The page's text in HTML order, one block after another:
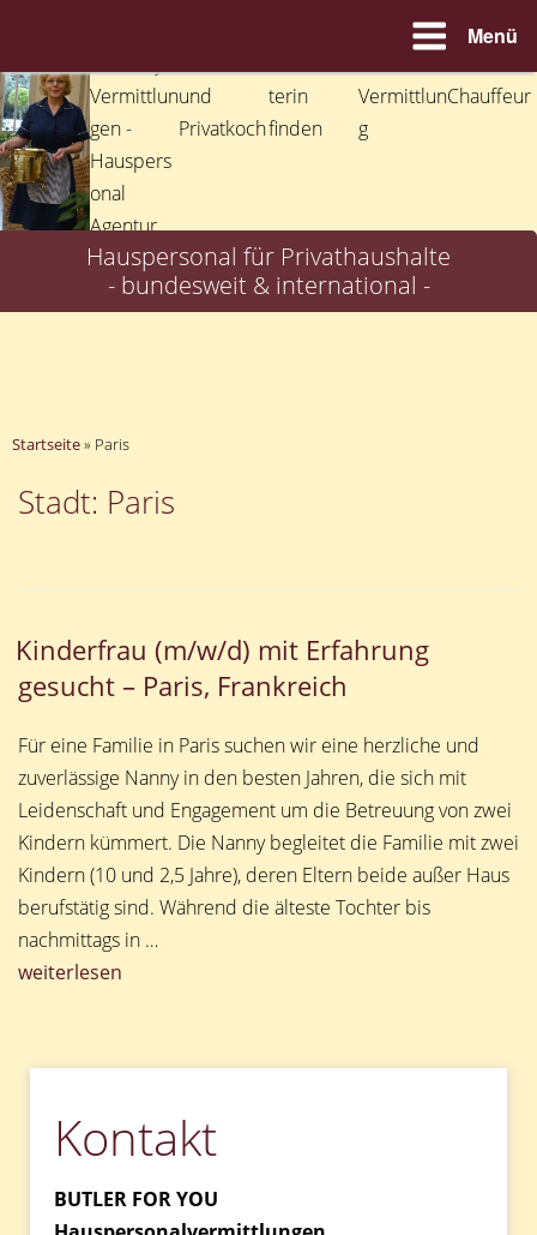
Inhalt
springen
Menü
Hauspersonal für Privathaushalte
- bundesweit & international -
Startseite» Paris
Stadt: Paris
Kinderfrau (m/w/d) mit Erfahrung
gesucht – Paris, Frankreich
Für eine Familie in Paris suchen wir eine herzliche und
zuverlässige Nanny in den besten Jahren, die sich mit
Leidenschaft und Engagement um die Betreuung von zwei
Kindern kümmert. Die Nanny begleitet die Familie mit zwei
Kindern (10 und 2,5 Jahre), deren Eltern beide außer Haus
berufstätig sind. Während die älteste Tochter bis
nachmittags in …
„Kinderfrau
Erfahrung
Paris,
Frankreich“
weiterlesen
Kontakt
BUTLER FOR YOU